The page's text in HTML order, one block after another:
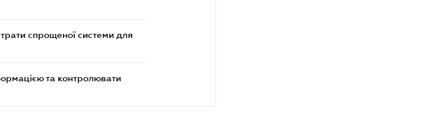
спрощеної системи для
та контролювати